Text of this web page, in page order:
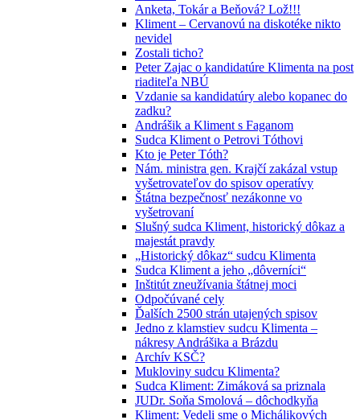
Anketa, Tokár a Beňová? Lož!!!
Kliment – Cervanovú na diskotéke nikto
nevidel
Zostali ticho?
Peter Zajac o kandidatúre Klimenta na post
riaditeľa NBÚ
Vzdanie sa kandidatúry alebo kopanec do
zadku?
Andrášik a Kliment s Faganom
Sudca Kliment o Petrovi Tóthovi
Kto je Peter Tóth?
Nám. ministra gen. Krajčí zakázal vstup
vyšetrovateľov do spisov operatívy
Štátna bezpečnosť nezákonne vo
vyšetrovaní
Slušný sudca Kliment, historický dôkaz a
majestát pravdy
„Historický dôkaz“ sudcu Klimenta
Sudca Kliment a jeho „dôverníci“
Inštitút zneužívania štátnej moci
Odpočúvané cely
Ďalších 2500 strán utajených spisov
Jedno z klamstiev sudcu Klimenta –
nákresy Andrášika a Brázdu
Archív KSČ?
Mukloviny sudcu Klimenta?
Sudca Kliment: Zimáková sa priznala
JUDr. Soňa Smolová – dôchodkyňa
Kliment: Vedeli sme o Michálikových